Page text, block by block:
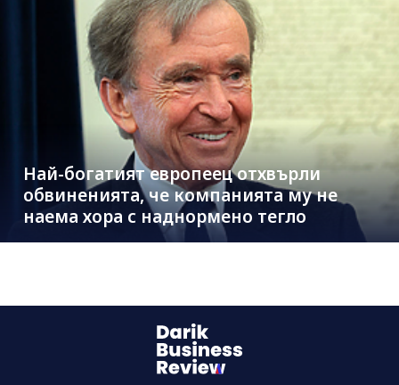
Най-богатият европеец отхвърли
обвиненията, че компанията му не
наема хора с наднормено тегло